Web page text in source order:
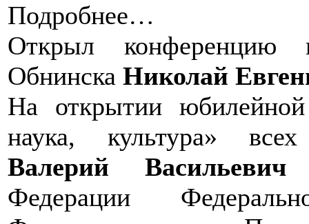
Подробнее…
Открыл конференцию
Обнинска Николай
На открытии
наука, культура»
Валерий Васильевич
Федерации